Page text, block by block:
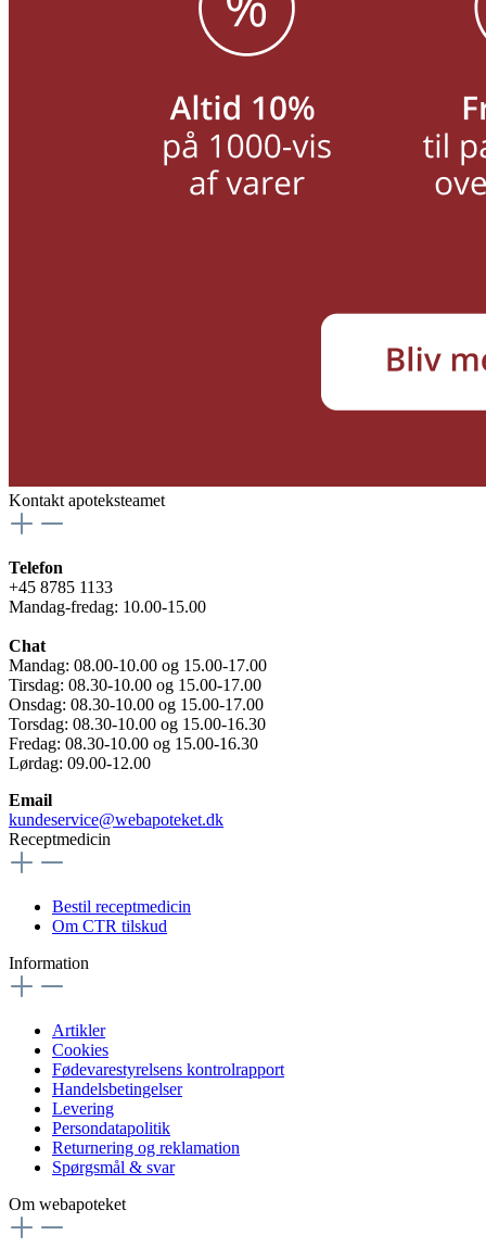
Kontakt apoteksteamet
Telefon
+45 8785 1133
Mandag-fredag: 10.00-15.00
Chat
Mandag: 08.00-10.00 og 15.00-17.00
Tirsdag: 08.30-10.00 og 15.00-17.00
Onsdag: 08.30-10.00 og 15.00-17.00
Torsdag: 08.30-10.00 og 15.00-16.30
Fredag: 08.30-10.00 og 15.00-16.30
Lørdag: 09.00-12.00
Email
kundeservice@webapoteket.dk
Receptmedicin
Bestil receptmedicin
Om CTR tilskud
Information
Artikler
Cookies
Fødevarestyrelsens kontrolrapport
Handelsbetingelser
Levering
Persondatapolitik
Returnering og reklamation
Spørgsmål & svar
Om webapoteket